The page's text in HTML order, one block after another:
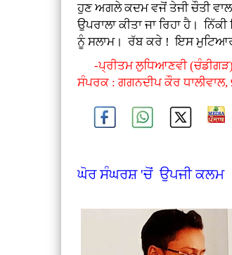
ਹੁਣ ਅਗਲੇ ਕਦਮ ਵਜੋਂ ਤੇਜੀ ਚੌਤੀ
ਉਪਰਾਲਾ ਕੀਤਾ ਜਾ ਰਿਹਾ ਹੈ।
ਨੂੰ ਸਲਾਮ। ਰੱਬ ਕਰੇ ! ਇਸ ਮੁਟਿਆਰ
-ਪ੍ਰੀਤਮ ਲੁਧਿਆਣਵੀ (ਚੰਡੀਗੜ),
ਸੰਪਰਕ : ਗਗਨਦੀਪ ਕੌਰ ਧਾਲੀਵਾਲ,
ਘੋਰ ਸੰਘਰਸ਼ 'ਚੋਂ ਉਪਜੀ ਕਲਮ